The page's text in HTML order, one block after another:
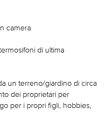
camera
di ultima
un terreno/giardino di circa
dei proprietari per
per i propri figli, hobbies,